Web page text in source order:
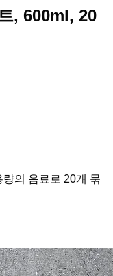
, 600ml, 20
의 음료로 20개 묶